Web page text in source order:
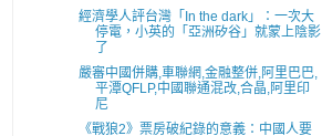
經濟學人評台灣「In the dark」：一次大
停電，小英的「亞洲矽谷」就蒙上陰影
了
嚴審中國併購,車聯網,金融整併,阿里巴巴,
平潭QFLP,中國聯通混改,合晶,阿里印
尼
《戰狼2》票房破紀錄的意義：中國人要